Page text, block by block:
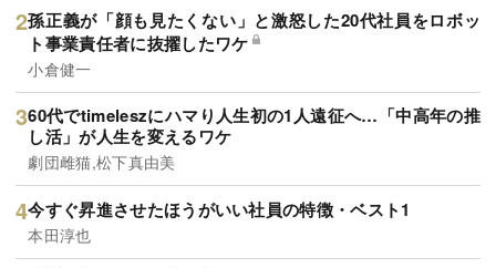
孫正義が「顔も見たくない」と激怒した20代社員をロボッ
ト事業責任者に抜擢したワケ
小倉健一
60代でtimeleszにハマり人生初の1人遠征へ…「中高年の推
し活」が人生を変えるワケ
劇団雌猫,松下真由美
今すぐ昇進させたほうがいい社員の特徴・ベスト1
本田淳也